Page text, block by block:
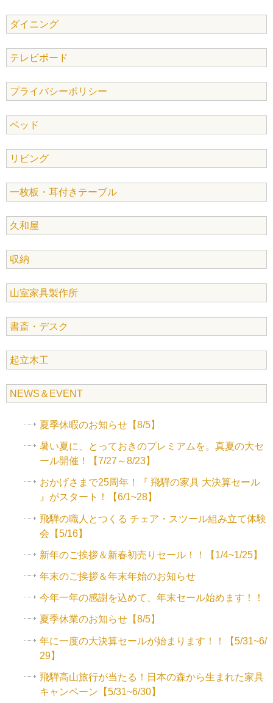
ダイニング
テレビボード
プライバシーポリシー
ベッド
リビング
一枚板・耳付きテーブル
久和屋
収納
山室家具製作所
書斎・デスク
起立木工
NEWS＆EVENT
夏季休暇のお知らせ【8/5】
暑い夏に、とっておきのプレミアムを。真夏の大セ
ール開催！【7/27～8/23】
おかげさまで25周年！『 飛騨の家具 大決算セール
』がスタート！【6/1~28】
飛騨の職人とつくる チェア・スツール組み立て体験
会【5/16】
新年のご挨拶＆新春初売りセール！！【1/4~1/25】
年末のご挨拶＆年末年始のお知らせ
今年一年の感謝を込めて、年末セール始めます！！
夏季休業のお知らせ【8/5】
年に一度の大決算セールが始まります！！【5/31~6/
29】
飛騨高山旅行が当たる！日本の森から生まれた家具
キャンペーン【5/31~6/30】